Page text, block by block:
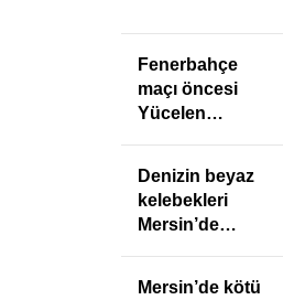
Fenerbahçe
maçı öncesi
Yücelen
Denizin beyaz
kelebekleri
Mersin’de
Mersin’de kötü